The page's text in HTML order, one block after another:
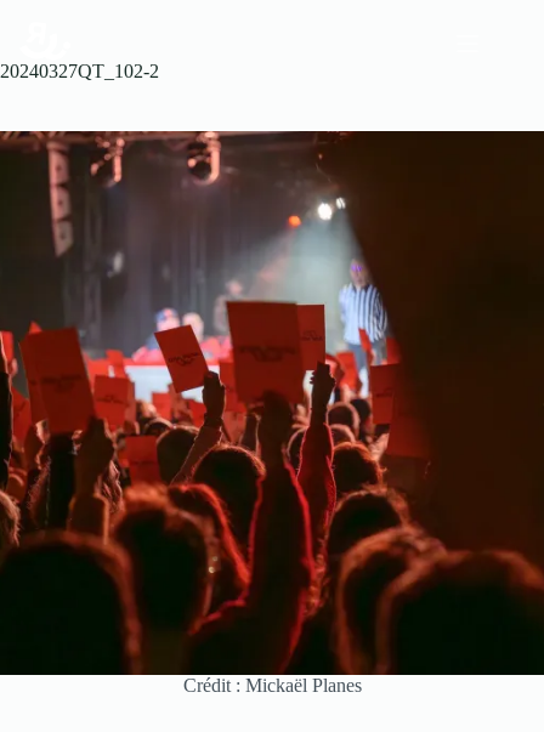
20240327QT_102-2
Crédit : Mickaël Planes